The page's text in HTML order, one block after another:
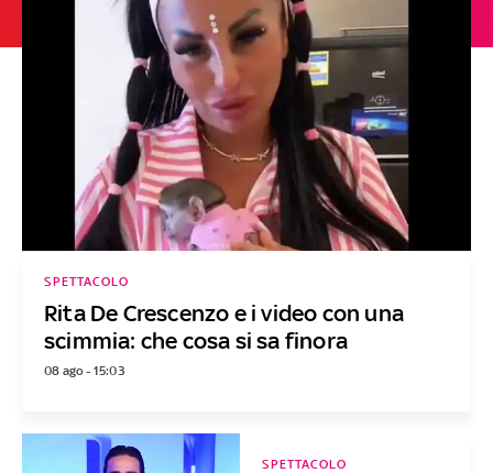
Rita De Crescenzo e i video con una
scimmia: che cosa si sa finora
SPETTACOLO
08 ago - 15:03
SPETTACOLO